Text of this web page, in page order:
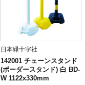
日本緑十字社
142001 チェーンスタンド
(ボーダースタンド) 白 BD-
W 1122x330mm